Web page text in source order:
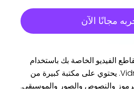
مجانًا الآن
الفيديو الخاصة بك باستخدام
طلبات محددة في Vidnoz. يحتوي على مكتبة كبيرة من
والنصوص والصور والموسيقى.